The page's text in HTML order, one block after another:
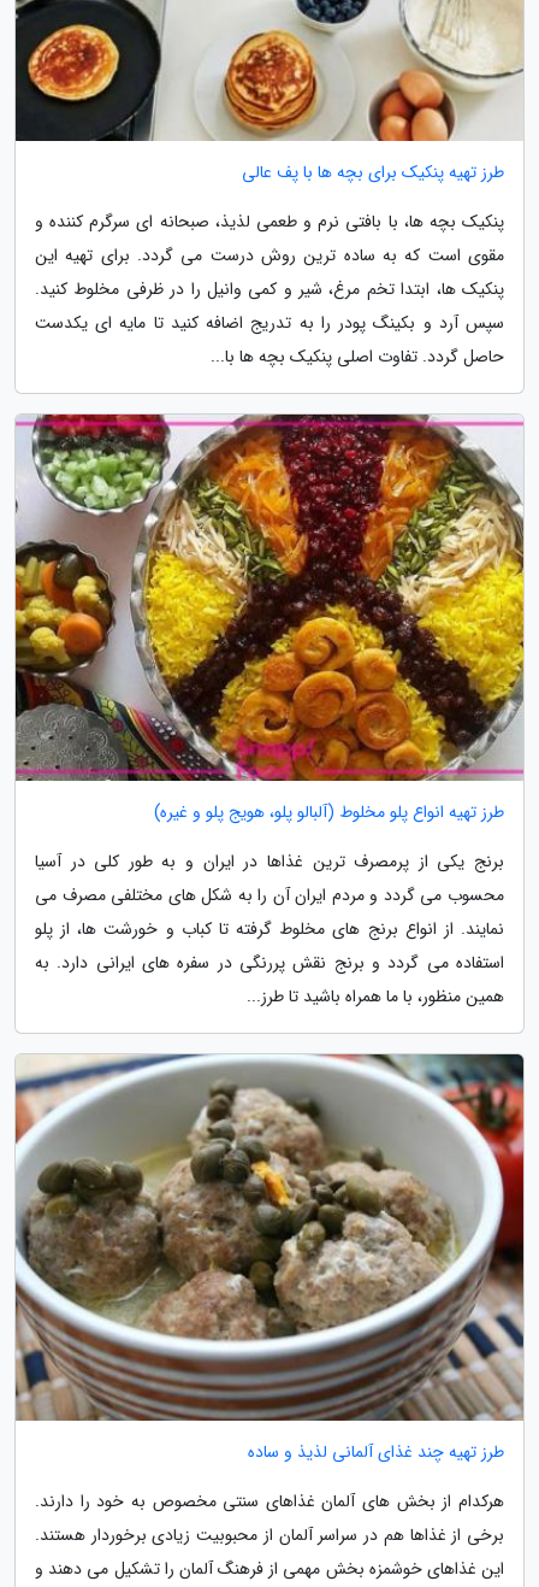
طرز تهیه پنکیک برای بچه ها با پف عالی
پنکیک بچه ها، با بافتی نرم و طعمی لذیذ، صبحانه ای سرگرم کننده و
مقوی است که به ساده ترین روش درست می گردد. برای تهیه این
پنکیک ها، ابتدا تخم مرغ، شیر و کمی وانیل را در ظرفی مخلوط کنید.
سپس آرد و بکینگ پودر را به تدریج اضافه کنید تا مایه ای یکدست
حاصل گردد. تفاوت اصلی پنکیک بچه ها با...
طرز تهیه انواع پلو مخلوط (آلبالو پلو، هویج پلو و غیره)
برنج یکی از پرمصرف ترین غذاها در ایران و به طور کلی در آسیا
محسوب می گردد و مردم ایران آن را به شکل های مختلفی مصرف می
نمایند. از انواع برنج های مخلوط گرفته تا کباب و خورشت ها، از پلو
استفاده می گردد و برنج نقش پررنگی در سفره های ایرانی دارد. به
همین منظور، با ما همراه باشید تا طرز...
طرز تهیه چند غذای آلمانی لذیذ و ساده
هرکدام از بخش های آلمان غذاهای سنتی مخصوص به خود را دارند.
برخی از غذاها هم در سراسر آلمان از محبوبیت زیادی برخوردار هستند.
این غذاهای خوشمزه بخش مهمی از فرهنگ آلمان را تشکیل می دهند و